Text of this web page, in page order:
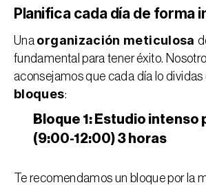
Planifica cada día de forma
Una organización meticulosa
fundamental para tener éxito.
aconsejamos que cada día lo dividas
bloques:
Bloque 1: Estudio intenso
(9:00-12:00) 3 horas
Te recomendamos un bloque por la